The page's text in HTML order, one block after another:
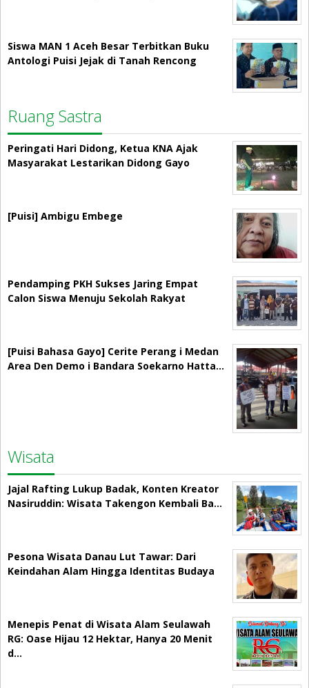
Siswa MAN 1 Aceh Besar Terbitkan Buku
Antologi Puisi Jejak di Tanah Rencong
Ruang Sastra
Peringati Hari Didong, Ketua KNA Ajak
Masyarakat Lestarikan Didong Gayo
[Puisi] Ambigu Embege
Pendamping PKH Sukses Jaring Empat
Calon Siswa Menuju Sekolah Rakyat
[Puisi Bahasa Gayo] Cerite Perang i Medan
Area Den Demo i Bandara Soekarno Hatta…
Wisata
Jajal Rafting Lukup Badak, Konten Kreator
Nasiruddin: Wisata Takengon Kembali Ba…
Pesona Wisata Danau Lut Tawar: Dari
Keindahan Alam Hingga Identitas Budaya
Menepis Penat di Wisata Alam Seulawah
RG: Oase Hijau 12 Hektar, Hanya 20 Menit
d…